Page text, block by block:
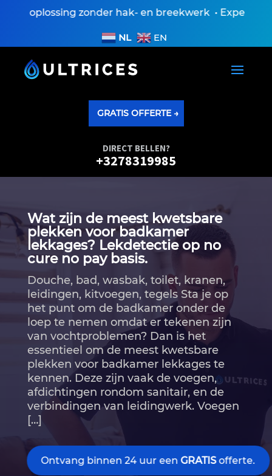
oplossing zonder hak- en breekwerk •
NL EN
GRATIS OFFERTE →
DIRECT BELLEN?
+3278319985
Wat zijn de meest kwetsbare
plekken voor badkamer
lekkages? Lekdetectie op no
cure no pay basis.
Douche, bad, wasbak, toilet, kranen,
leidingen, kitvoegen, tegels Sta je op
het punt om de badkamer onder de
loep te nemen omdat er tekenen zijn
van vochtproblemen? Dan is het
essentieel om de meest kwetsbare
plekken voor badkamer lekkages te
kennen.​ Deze zijn vaak de voegen,
afdichtingen rondom sanitair, en de
verbindingen van leidingwerk.​ Voegen
[…]
Ontvang binnen 24 uur eenGRATISofferte.